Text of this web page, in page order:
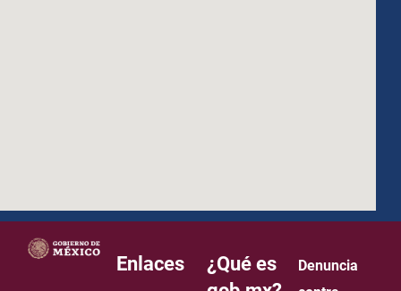
how to embed google map in website
Enlaces
¿Qué es
Denuncia